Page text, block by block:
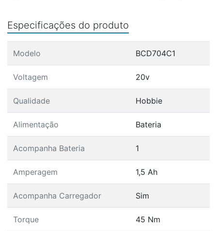
Especificações do produto
Modelo BCD704C1
Voltagem 20v
Qualidade Hobbie
Alimentação Bateria
Acompanha Bateria 1
Amperagem 1,5 Ah
Acompanha Carregador Sim
Torque 45 Nm